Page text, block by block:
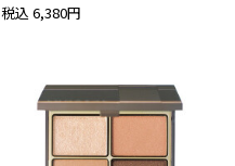
税込 6,380円